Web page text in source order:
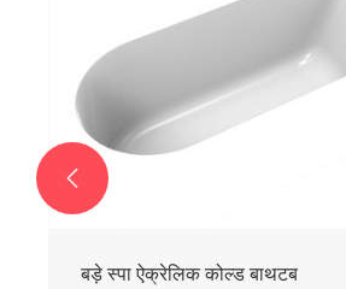
चिलर के लिए प्रीमियम ऐक्रेलिक बाथटब
